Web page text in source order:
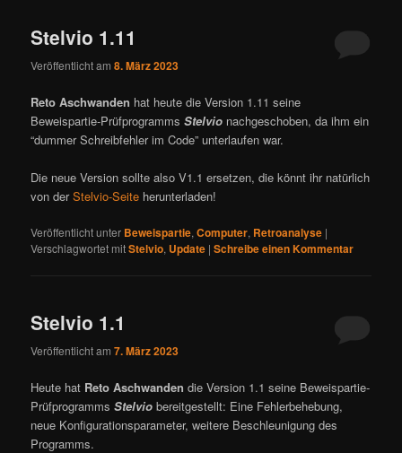
Stelvio 1.11
Veröffentlicht am8. März 2023
Reto Aschwanden hat heute die Version 1.11 seine
Beweispartie-PrüfprogrammsStelvio nachgeschoben, da ihm ein
“dummer Schreibfehler im Code” unterlaufen war.
Die neue Version sollte also V1.1 ersetzen, die könnt ihr natürlich
von derStelvio-Seite herunterladen!
Veröffentlicht unter Beweispartie,Computer, Retroanalyse |
Verschlagwortet mitStelvio, Update |Schreibe einen Kommentar
Stelvio 1.1
Veröffentlicht am7. März 2023
Heute hat Reto Aschwanden die Version 1.1 seine Beweispartie-
PrüfprogrammsStelvio bereitgestellt: Eine Fehlerbehebung,
neue Konfigurationsparameter, weitere Beschleunigung des
Programms.